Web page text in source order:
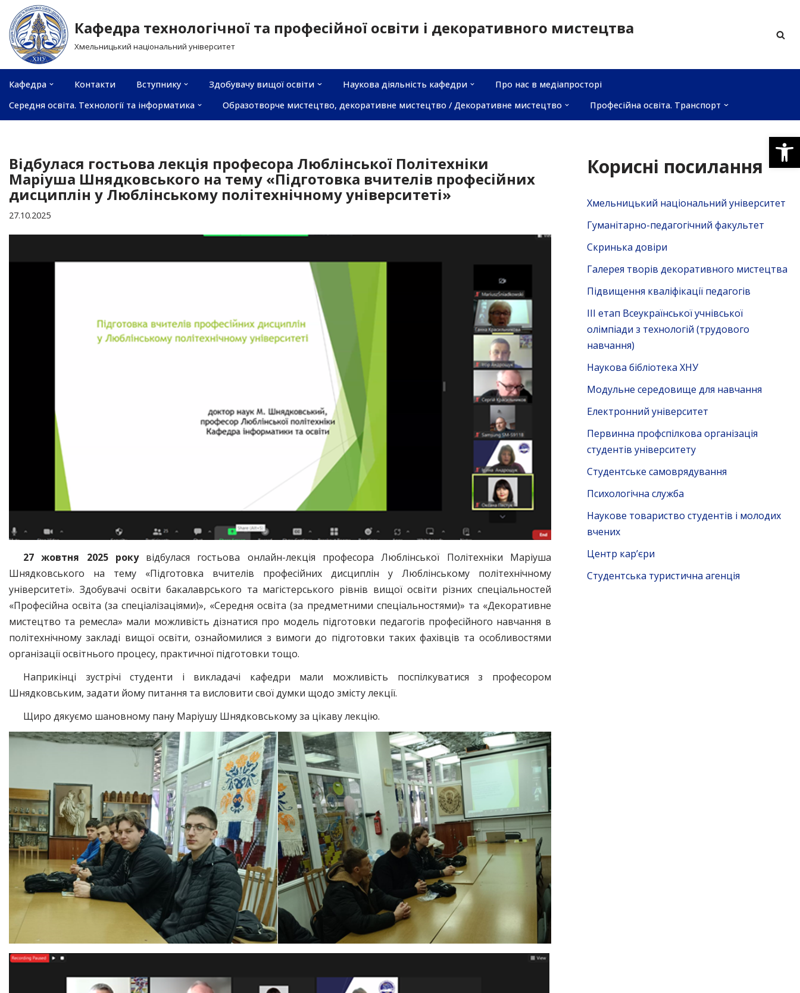
Перейти
до
вмісту
Кафедра технологічної та професійної освіти і декоративного мистецтва
Хмельницький національний університет
Кафедра Контакти Вступнику Здобувачу вищої освіти Наукова діяльність кафедри
Про нас в медіапросторі
Середня освіта. Технології та інформатика
Образотворче мистецтво, декоративне мистецтво / Декоративне мистецтво Професійна освіта. Транспорт
Відбулася гостьова лекція професора Люблінської Політехніки
Маріуша Шнядковського на тему «Підготовка вчителів професійних
дисциплін у Люблінському політехнічному університеті»
27.10.2025
27 жовтня 2025 року відбулася гостьова онлайн-лекція професора Люблінської Політехніки Маріуша
Шнядковського на тему «Підготовка вчителів професійних дисциплін у Люблінському політехнічному
університеті». Здобувачі освіти бакалаврського та магістерського рівнів вищої освіти різних спеціальностей
«Професійна освіта (за спеціалізаціями)», «Середня освіта (за предметними спеціальностями)» та «Декоративне
мистецтво та ремесла» мали можливість дізнатися про модель підготовки педагогів професійного навчання в
політехнічному закладі вищої освіти, ознайомилися з вимоги до підготовки таких фахівців та особливостями
організації освітнього процесу, практичної підготовки тощо.
Наприкінці зустрічі студенти і викладачі кафедри мали можливість поспілкуватися з професором
Шнядковським, задати йому питання та висловити свої думки щодо змісту лекції.
Щиро дякуємо шановному пану Маріушу Шнядковському за цікаву лекцію.
Корисні посилання
Хмельницький національний університет
Гуманітарно-педагогічний факультет
Скринька довiри
Галерея творів декоративного мистецтва
Підвищення кваліфікації педагогів
ІІІ етап Всеукраїнської учнівської
олімпіади з технологій (трудового
навчання)
Наукова бібліотека ХНУ
Модульне середовище для навчання
Електронний університет
Первинна профспілкова організація
студентів університету
Студентське самоврядування
Психологічна служба
Наукове товариство студентів і молодих
вчених
Центр кар’єри
Студентська туристична агенція